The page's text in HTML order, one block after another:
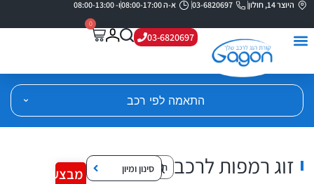
היוצר 14, חולון 03-6820697 א-ה 08:00-17:00 ו- 08:00-13:00
03-6820697
0
התאמה לפי רכב
זוג רמפות לרכב סינון ומיון מבצע!